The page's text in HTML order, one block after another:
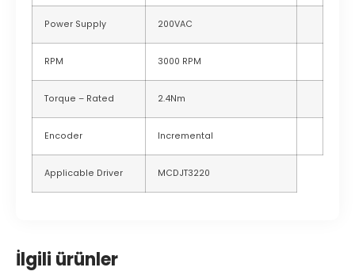
Power Supply 200VAC
RPM 3000 RPM
Torque – Rated 2.4Nm
Encoder Incremental
Applicable Driver MCDJT3220
İlgili ürünler